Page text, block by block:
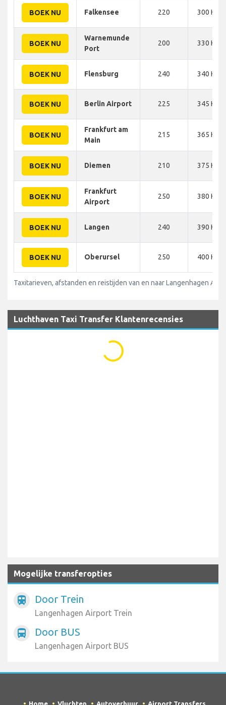
BOEK NU Falkensee 220 300 KM
BOEK NU
Warnemunde
Port
200 330 KM
BOEK NU Flensburg 240 340 KM
BOEK NU Berlin Airport 225 345 KM
BOEK NU
Frankfurt am
Main
215 365 KM
BOEK NU Diemen 210 375 KM
BOEK NU
Frankfurt
Airport
250 380 KM
BOEK NU Langen 240 390 KM
BOEK NU Oberursel 250 400 KM
Taxitarieven, afstanden en reistijden van en naar Langenhagen
Luchthaven Taxi Transfer Klantenrecensies
Mogelijke transferopties
train Door Trein
Langenhagen Airport Trein
directions_bus Door BUS
Langenhagen Airport BUS
Home Vluchten Autoverhuur Airport Transfers